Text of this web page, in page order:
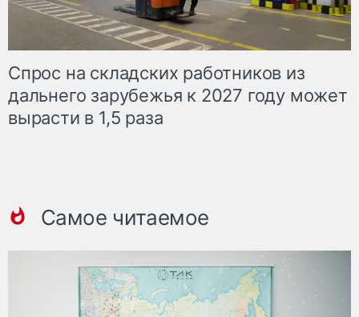
Спрос на складских работников из
дальнего зарубежья к 2027 году может
вырасти в 1,5 раза
Самое читаемое